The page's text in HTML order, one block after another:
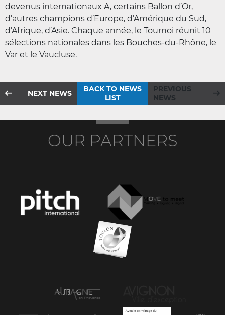
devenus internationaux A, certains Ballon d’Or,
d’autres champions d’Europe, d’Amérique du Sud,
d’Afrique, d’Asie. Chaque année, le Tournoi réunit 10
sélections nationales dans les Bouches-du-Rhône, le
Var et le Vaucluse.
NEXT NEWS
BACK TO NEWS
LIST
PREVIOUS
NEWS
OUR PARTNERS